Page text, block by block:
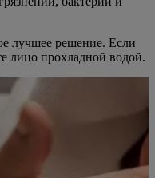
лучшее решение. Если
лицо прохладной водой.